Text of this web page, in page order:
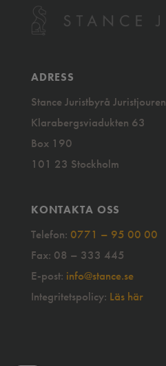
ADRESS
Stance Juristbyrå Juristjouren
Klarabergsviadukten 63
Box 190
101 23 Stockholm
KONTAKTA OSS
Telefon: 0771 – 95 00 00
Fax: 08 – 333 445
E-post: info@stance.se
Integritetspolicy: Läs här